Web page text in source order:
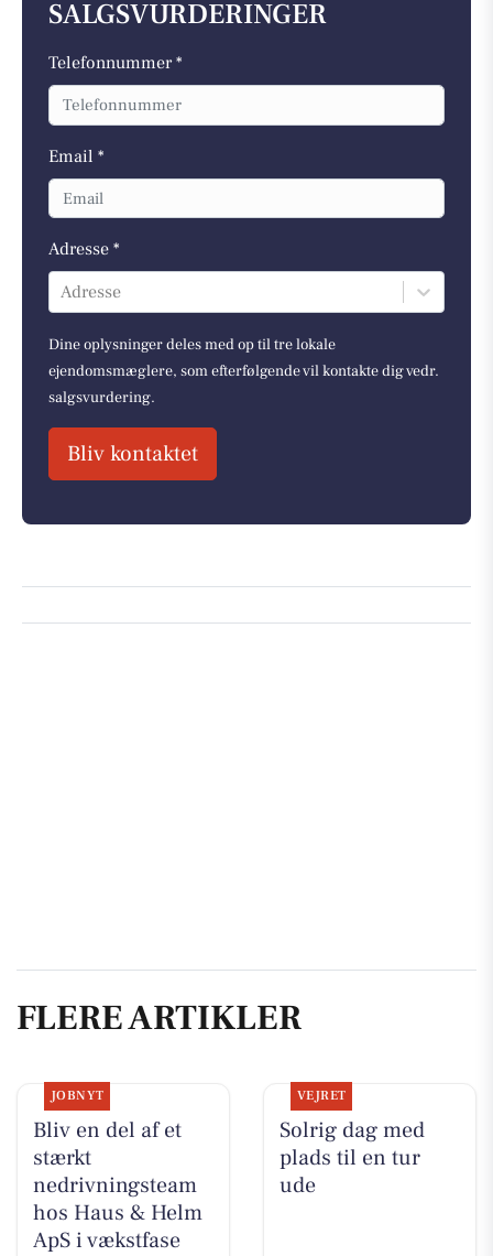
SALGSVURDERINGER
Telefonnummer *
Email *
Adresse *
Adresse
Dine oplysninger deles med op til tre lokale
ejendomsmæglere, som efterfølgende vil kontakte dig vedr.
salgsvurdering.
Bliv kontaktet
FLERE ARTIKLER
JOBNYT
Bliv en del af et
stærkt
nedrivningsteam
hos Haus & Helm
ApS i vækstfase
VEJRET
Solrig dag med
plads til en tur
ude